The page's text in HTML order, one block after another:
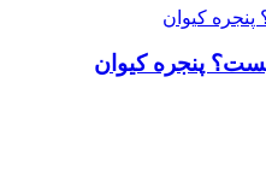
پنجره کیوان